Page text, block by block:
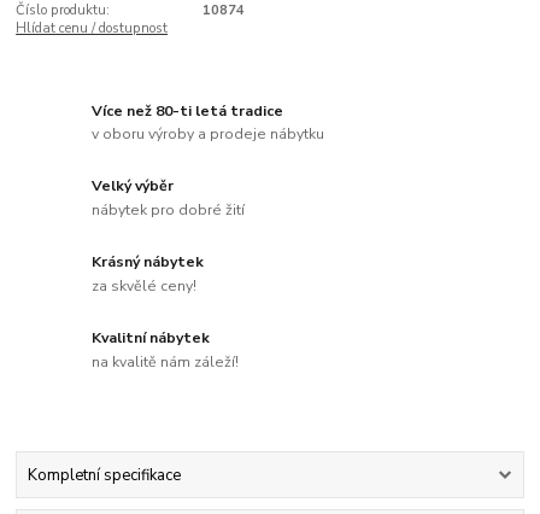
Číslo produktu:
10874
Hlídat cenu / dostupnost
Více než 80-ti letá tradice
v oboru výroby a prodeje nábytku
Velký výběr
nábytek pro dobré žití
Krásný nábytek
za skvělé ceny!
Kvalitní nábytek
na kvalitě nám záleží!
Kompletní specifikace